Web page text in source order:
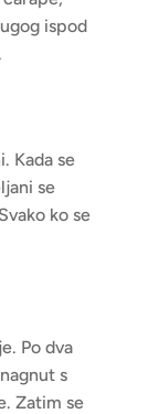
ispod
Kada se
se
ko se
Po dva
s
Zatim se